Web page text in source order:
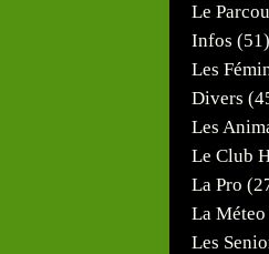
Le
Infos (51)
Les
Divers
Les
Le Club
La Pro
La
Les